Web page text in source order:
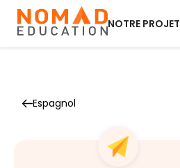
NOTRE PROJET
Espagnol